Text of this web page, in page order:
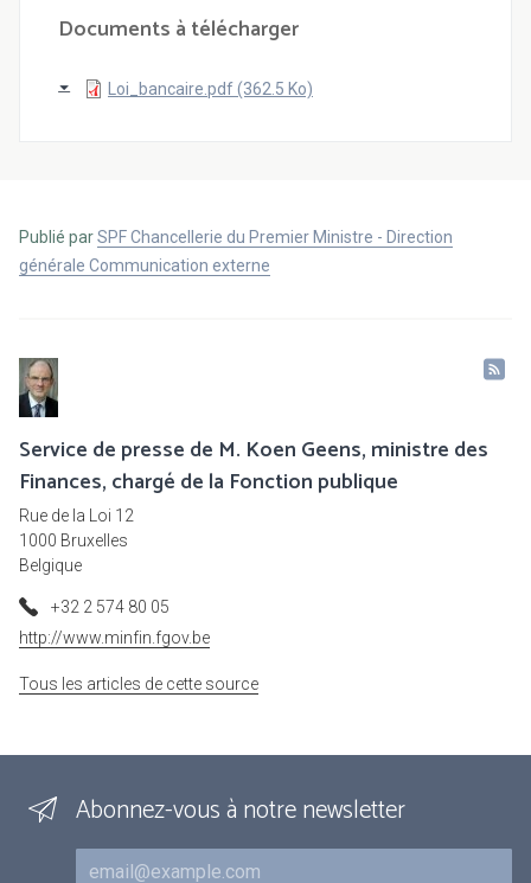
Documents à télécharger
Loi_bancaire.pdf (362.5 Ko)
Publié parSPF Chancellerie du Premier Ministre - Direction
générale Communication externe
Service de presse de M. Koen Geens, ministre des
Finances, chargé de la Fonction publique
Rue de la Loi 12
1000 Bruxelles
Belgique
+32 2 574 80 05
http://www.minfin.fgov.be
Tous les articles de cette source
Abonnez-vous à notre newsletter
Courriel